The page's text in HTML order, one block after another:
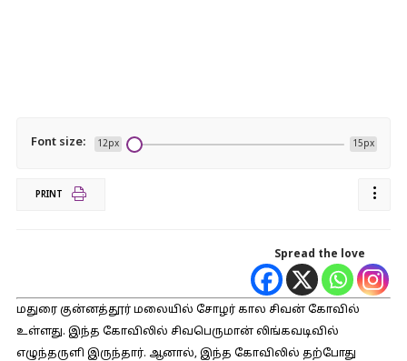
Font size: 12px 15px
PRINT
Spread the love
மதுரை குன்னத்தூர் மலையில் சோழர் கால சிவன் கோவில்
உள்ளது. இந்த கோவிலில் சிவபெருமான் லிங்கவடிவில்
எழுந்தருளி இருந்தார். ஆனால், இந்த கோவிலில் தற்போது